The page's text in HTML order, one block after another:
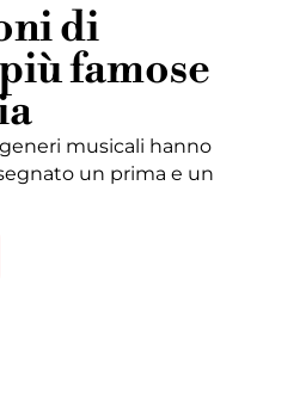
di
famose
musicali hanno
un prima e un